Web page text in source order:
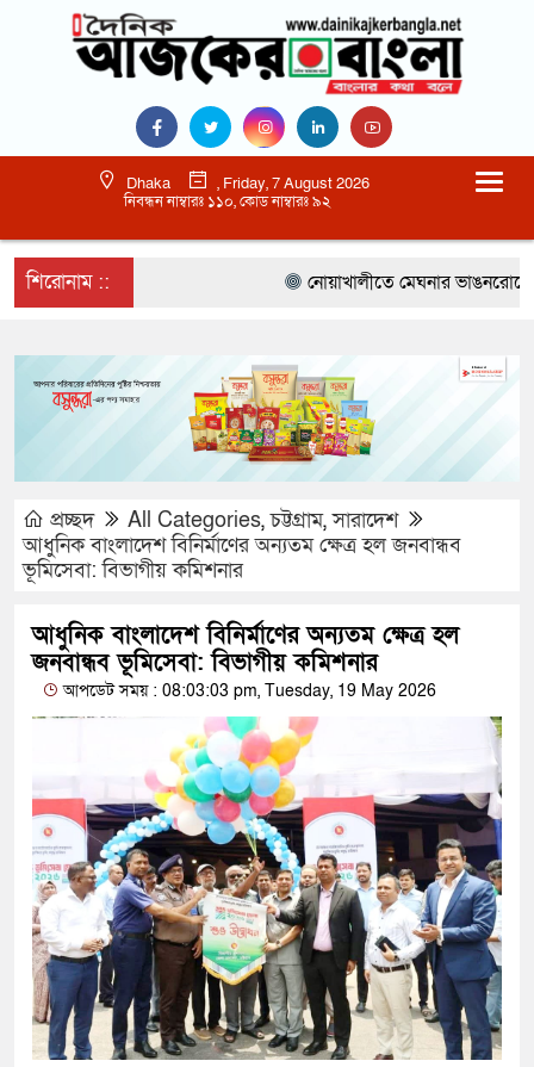
Dhaka
, Friday, 7 August 2026
নিবন্ধন নাম্বারঃ ১১০, কোড নাম্বারঃ ৯২
শিরোনাম :: নোয়াখালীতে মেঘনার ভাঙনরোধে
প্রচ্ছদ All Categories,চট্টগ্রাম,সারাদেশ
আধুনিক বাংলাদেশ বিনির্মাণের অন্যতম ক্ষেত্র হল জনবান্ধব
ভূমিসেবা: বিভাগীয় কমিশনার
আধুনিক বাংলাদেশ বিনির্মাণের অন্যতম ক্ষেত্র হল
জনবান্ধব ভূমিসেবা: বিভাগীয় কমিশনার
আপডেট সময় : 08:03:03 pm, Tuesday, 19 May 2026